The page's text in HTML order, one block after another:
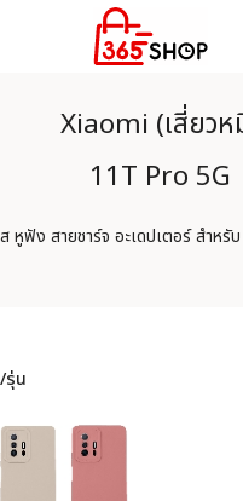
วอช
Xiaomi (เสี่ยวห
11T Pro 5G
หูฟัง สายชาร์จ อะเดปเตอร์ สำห
รุ่น